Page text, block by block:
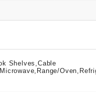
Shelves,Cable